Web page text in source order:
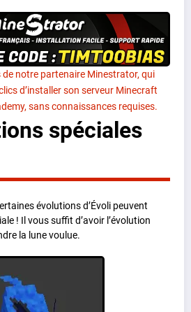
de notre partenaire Minestrator, qui
d’installer son serveur Minecraft
sans connaissances requises.
spéciales
évolutions d’Évoli peuvent
! Il vous suffit d’avoir l’évolution
la lune voulue.